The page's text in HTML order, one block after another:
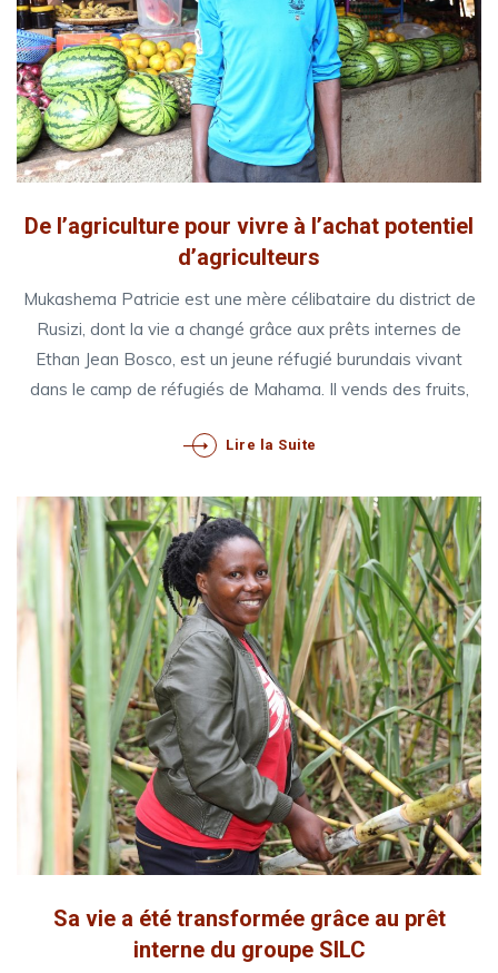
De l’agriculture pour vivre à l’achat potentiel
d’agriculteurs
Mukashema Patricie est une mère célibataire du district de
Rusizi, dont la vie a changé grâce aux prêts internes de
Ethan Jean Bosco, est un jeune réfugié burundais vivant
dans le camp de réfugiés de Mahama. Il vends des fruits,
Lire la Suite
Sa vie a été transformée grâce au prêt
interne du groupe SILC